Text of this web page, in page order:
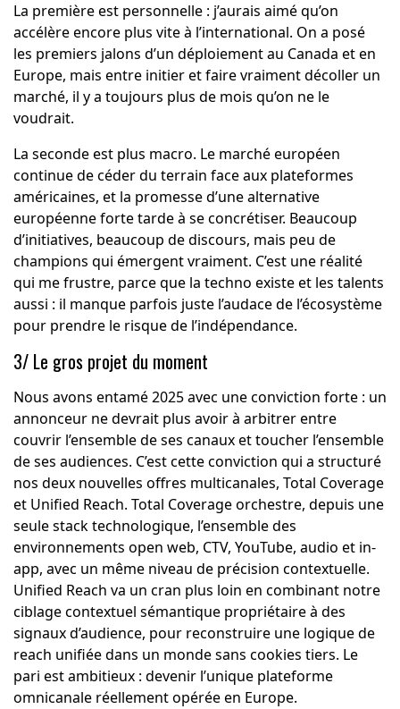
La première est personnelle : j’aurais aimé qu’on
accélère encore plus vite à l’international. On a posé
les premiers jalons d’un déploiement au Canada et en
Europe, mais entre initier et faire vraiment décoller un
marché, il y a toujours plus de mois qu’on ne le
voudrait.
La seconde est plus macro. Le marché européen
continue de céder du terrain face aux plateformes
américaines, et la promesse d’une alternative
européenne forte tarde à se concrétiser. Beaucoup
d’initiatives, beaucoup de discours, mais peu de
champions qui émergent vraiment. C’est une réalité
qui me frustre, parce que la techno existe et les talents
aussi : il manque parfois juste l’audace de l’écosystème
pour prendre le risque de l’indépendance.
3/ Le gros projet du moment
Nous avons entamé 2025 avec une conviction forte : un
annonceur ne devrait plus avoir à arbitrer entre
couvrir l’ensemble de ses canaux et toucher l’ensemble
de ses audiences. C’est cette conviction qui a structuré
nos deux nouvelles offres multicanales, Total Coverage
et Unified Reach. Total Coverage orchestre, depuis une
seule stack technologique, l’ensemble des
environnements open web, CTV, YouTube, audio et in-
app, avec un même niveau de précision contextuelle.
Unified Reach va un cran plus loin en combinant notre
ciblage contextuel sémantique propriétaire à des
signaux d’audience, pour reconstruire une logique de
reach unifiée dans un monde sans cookies tiers. Le
pari est ambitieux : devenir l’unique plateforme
omnicanale réellement opérée en Europe.